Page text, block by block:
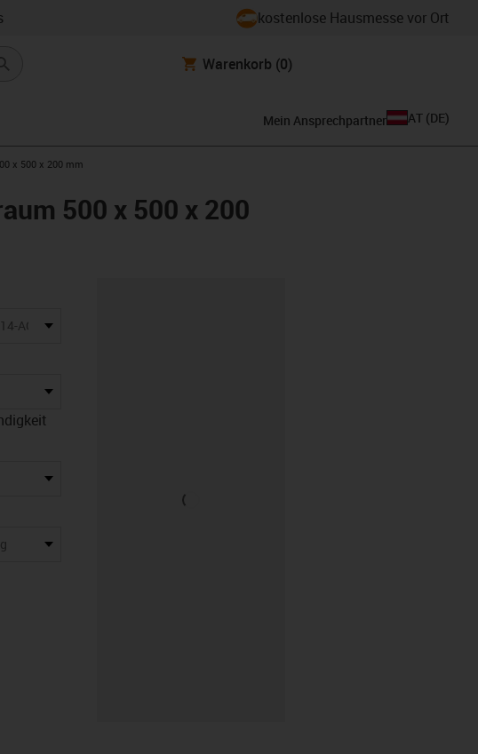
kostenlose Hausmesse vor Ort
Warenkorb (0)
Mein Ansprechpartner AT (DE)
x 500 x 200 mm
500 x 500 x 200
AC-500-500-200